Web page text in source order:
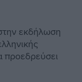
εκδήλωση
προεδρεύσει